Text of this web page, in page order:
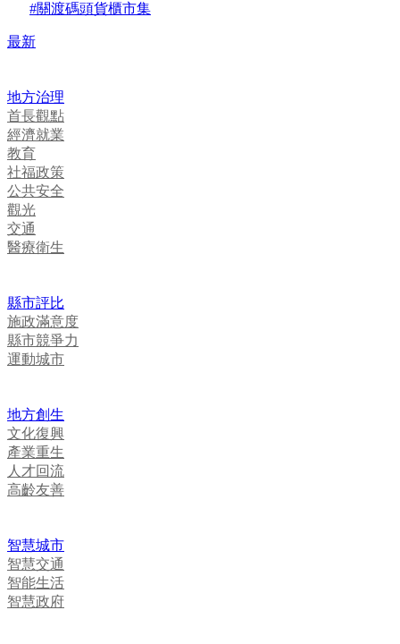
#關渡碼頭貨櫃市集
最新
地方治理
首長觀點
經濟就業
教育
社福政策
公共安全
觀光
交通
醫療衛生
縣市評比
施政滿意度
縣市競爭力
運動城市
地方創生
文化復興
產業重生
人才回流
高齡友善
智慧城市
智慧交通
智能生活
智慧政府